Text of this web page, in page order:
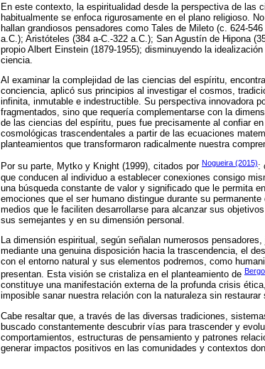
En este contexto, la espiritualidad desde la perspectiva de las
habitualmente se enfoca rigurosamente en el plano religioso.
hallan grandiosos pensadores como Tales de Mileto (c. 624-
a.C.); Aristóteles (384 a-C.-322 a.C.); San Agustín de Hipona
propio Albert Einstein (1879-1955); disminuyendo la
ciencia.
Al examinar la complejidad de las ciencias del espíritu,
conciencia, aplicó sus principios al investigar el cosmos,
infinita, inmutable e indestructible. Su perspectiva innovadora
fragmentados, sino que requería complementarse con la
de las ciencias del espíritu, pues fue precisamente al confiar
cosmológicas trascendentales a partir de las ecuaciones
planteamientos que transformaron radicalmente nuestra
Por su parte, Mytko y Knight (1999), citados por Nogueira (2015):
que conducen al individuo a establecer conexiones consigo
una búsqueda constante de valor y significado que le permita
emociones que el ser humano distingue durante su
medios que le faciliten desarrollarse para alcanzar sus
sus semejantes y en su dimensión personal.
La dimensión espiritual, según señalan numerosos
mediante una genuina disposición hacia la trascendencia, el
con el entorno natural y sus elementos podremos, como
presentan. Esta visión se cristaliza en el planteamiento de
constituye una manifestación externa de la profunda crisis
imposible sanar nuestra relación con la naturaleza sin
Cabe resaltar que, a través de las diversas tradiciones,
buscado constantemente descubrir vías para trascender y
comportamientos, estructuras de pensamiento y patrones
generar impactos positivos en las comunidades y contextos